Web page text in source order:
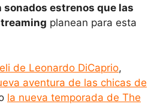
sonados estrenos que las
planean para esta
de Leonardo DiCaprio,
aventura de las chicas de
la nueva temporada de The